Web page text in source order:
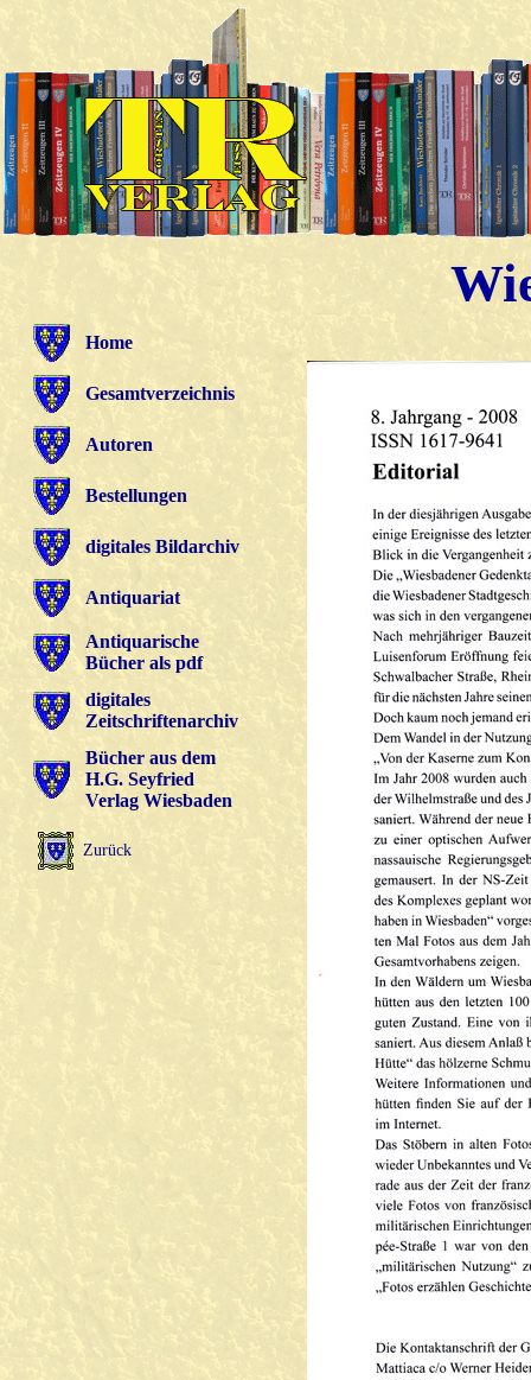
Home
Gesamtverzeichnis
Autoren
Bestellungen
digitales Bildarchiv
Antiquariat
Antiquarische
Bücher als pdf
digitales
Zeitschriftenarchiv
Bücher aus dem
H.G. Seyfried
Verlag Wiesbaden
Zurück